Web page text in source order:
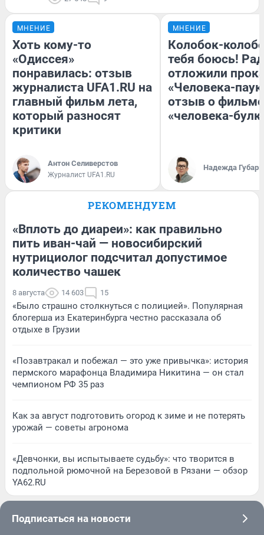
МНЕНИЕ
Хоть кому-то
«Одиссея»
понравилась: отзыв
журналиста UFA1.RU на
главный фильм лета,
который разносят
критики
Антон Селиверстов
Журналист UFA1.RU
МНЕНИЕ
Колобок-
тебя боюсь!
отложили
«Человека-
отзыв о
«человека-
Надежда Губарь
РЕКОМЕНДУЕМ
«Вплоть до диареи»: как правильно
пить иван-чай — новосибирский
нутрициолог подсчитал допустимое
количество чашек
8 августа 14 603 15
«Было страшно столкнуться с полицией». Популярная
блогерша из Екатеринбурга честно рассказала об
отдыхе в Грузии
«Позавтракал и побежал — это уже привычка»: история
пермского марафонца Владимира Никитина — он стал
чемпионом РФ 35 раз
Как за август подготовить огород к зиме и не потерять
урожай — советы агронома
«Девчонки, вы испытываете судьбу»: что творится в
подпольной рюмочной на Березовой в Рязани — обзор
YA62.RU
Подписаться на новости